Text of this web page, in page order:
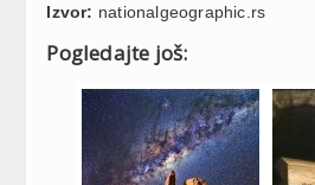
Izvor: nationalgeographic.rs
Pogledajte još: